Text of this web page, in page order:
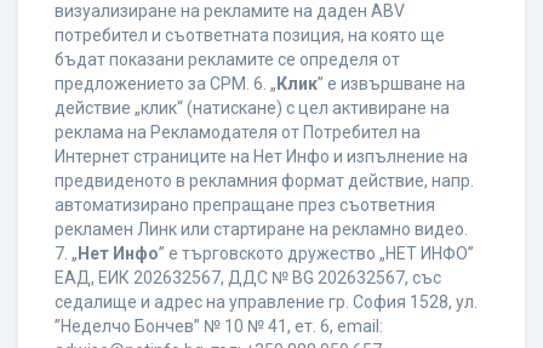
визуализиране на рекламите на даден ABV
потребител и съответната позиция, на която ще
бъдат показани рекламите се определя от
предложението за CPM. 6. „ Клик” е извършване на
действие „клик“ (натискане) с цел активиране на
реклама на Рекламодателя от Потребител на
Интернет страниците на Нет Инфо и изпълнение на
предвиденото в рекламния формат действие, напр.
автоматизирано препращане през съответния
рекламен Линк или стартиране на рекламно видео.
7. „ Нет Инфо” е търговското дружество „НЕТ ИНФО”
ЕАД, ЕИК 202632567, ДДС № BG 202632567, със
седалище и адрес на управление гр. София 1528, ул.
”Неделчо Бончев” № 10 № 41, ет. 6, еmail: